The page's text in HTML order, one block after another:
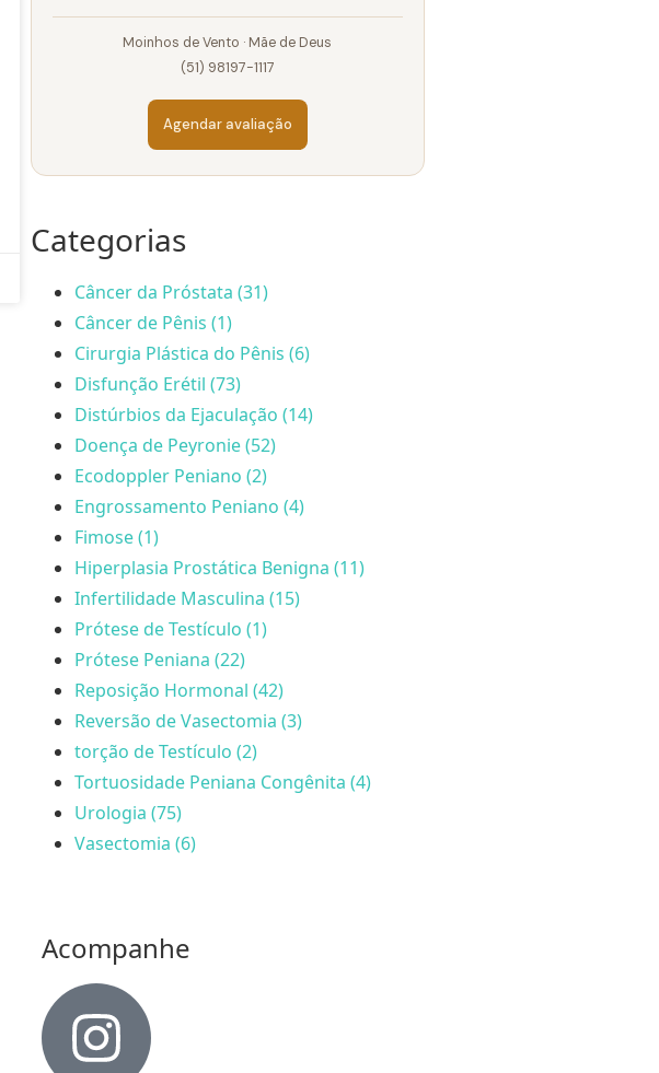
Moinhos de Vento · Mãe de Deus
(51) 98197-1117
Agendar avaliação
Categorias
Câncer da Próstata (31)
Câncer de Pênis (1)
Cirurgia Plástica do Pênis (6)
Disfunção Erétil (73)
Distúrbios da Ejaculação (14)
Doença de Peyronie (52)
Ecodoppler Peniano (2)
Engrossamento Peniano (4)
Fimose (1)
Hiperplasia Prostática Benigna (11)
Infertilidade Masculina (15)
Prótese de Testículo (1)
Prótese Peniana (22)
Reposição Hormonal (42)
Reversão de Vasectomia (3)
torção de Testículo (2)
Tortuosidade Peniana Congênita (4)
Urologia (75)
Vasectomia (6)
Acompanhe